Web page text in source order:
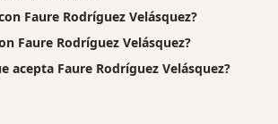
Faure Rodríguez Velásquez?
Faure Rodríguez Velásquez?
acepta Faure Rodríguez Velásquez?